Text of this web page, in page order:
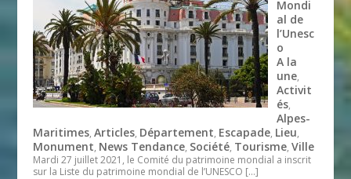
Mondi
al de
l’Unesc
o
A la
une,
Activit
és,
Alpes-
Maritimes,Articles, Département, Escapade, Lieu,
Monument, News Tendance, Société, Tourisme,Ville
Mardi 27 juillet 2021, le Comité du patrimoine mondial a inscrit
sur la Liste du patrimoine mondial de l’UNESCO […]